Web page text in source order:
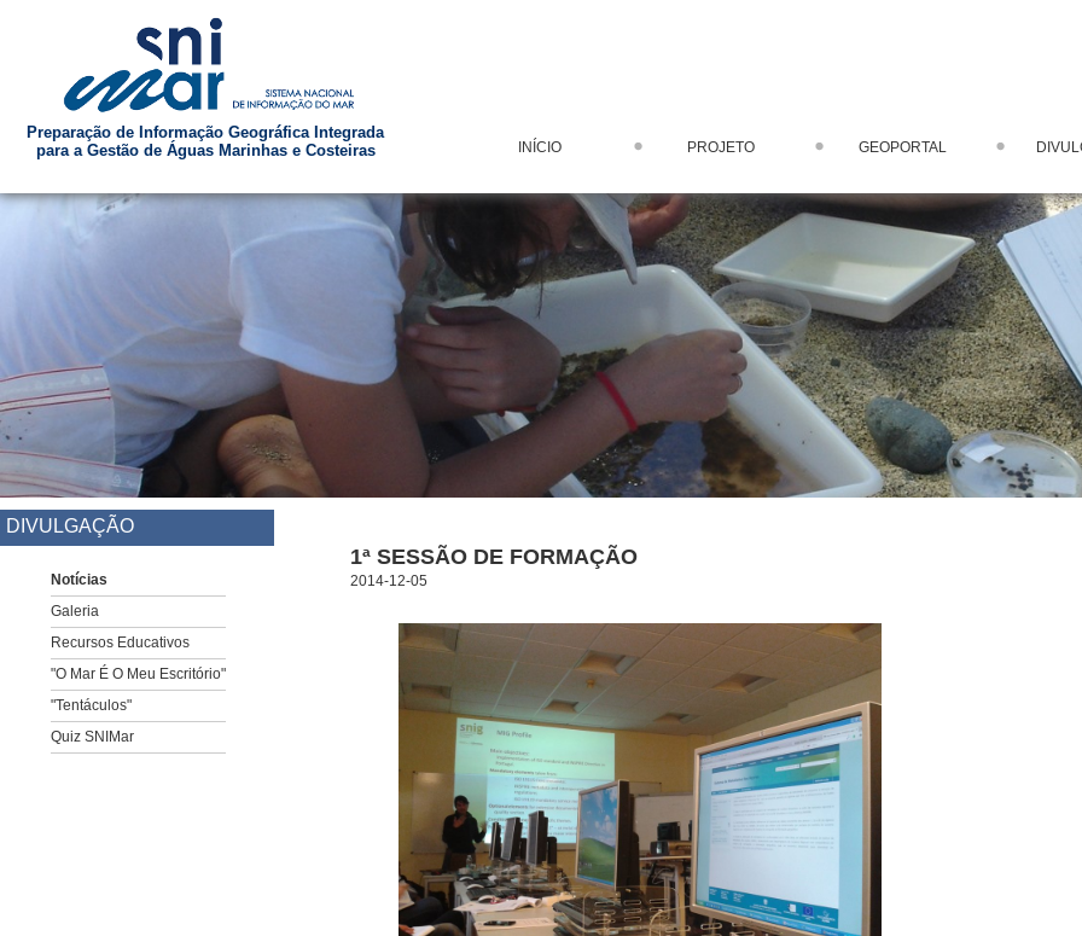
Preparação de Informação Geográfica Integrada
para a Gestão de Águas Marinhas e Costeiras
INÍCIO PROJETO GEOPORTAL
DIVULGAÇÃO
Notícias
Galeria
Recursos Educativos
"O Mar É O Meu Escritório"
"Tentáculos"
Quiz SNIMar
1ª SESSÃO DE FORMAÇÃO
2014-12-05